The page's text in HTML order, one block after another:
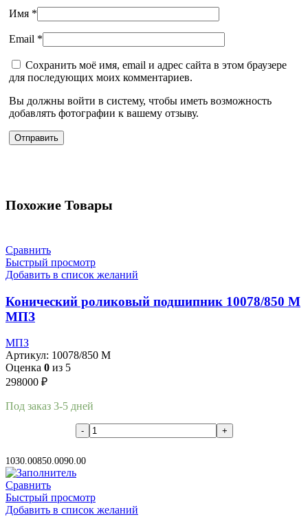
Имя *
Email *
Сохранить моё имя, email и адрес сайта в этом браузере
для последующих моих комментариев.
Вы должны войти в систему, чтобы иметь возможность
добавлять фотографии к вашему отзыву.
Похожие Товары
Сравнить
Быстрый просмотр
Добавить в список желаний
Конический роликовый подшипник 10078/850 M
МПЗ
МПЗ
Артикул: 10078/850 М
Оценка 0 из 5
298000 ₽
Под заказ 3-5 дней
1030.00850.0090.00
Сравнить
Быстрый просмотр
Добавить в список желаний